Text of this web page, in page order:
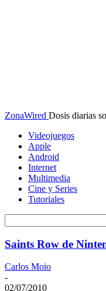
ZonaWired Dosis diarias
Videojuegos
Apple
Android
Internet
Multimedia
Cine y Series
Tutoriales
Saints Row de
Carlos Moio
-
02/07/2010